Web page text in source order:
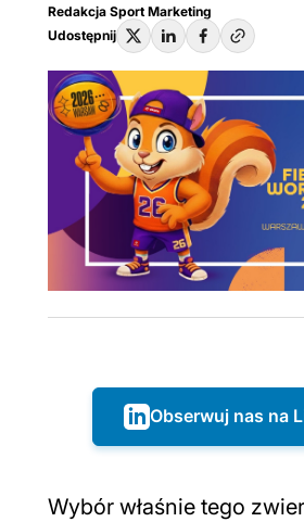
Redakcja Sport Marketing
Udostępnij
Obserwuj nas na
Wybór właśnie tego